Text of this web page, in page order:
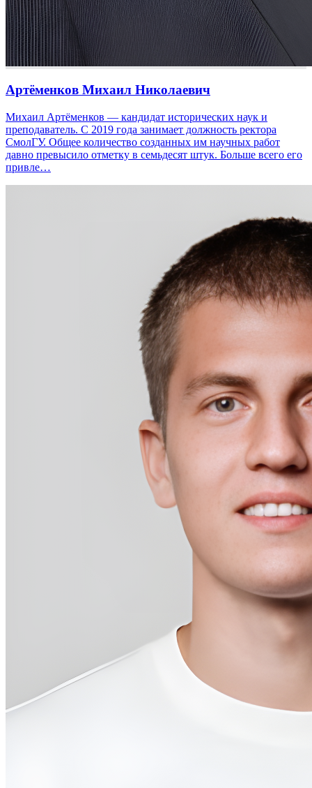
Артёменков Михаил Николаевич
Михаил Артёменков — кандидат исторических наук и
преподаватель. С 2019 года занимает должность ректора
СмолГУ. Общее количество созданных им научных работ
давно превысило отметку в семьдесят штук. Больше всего его
привле…